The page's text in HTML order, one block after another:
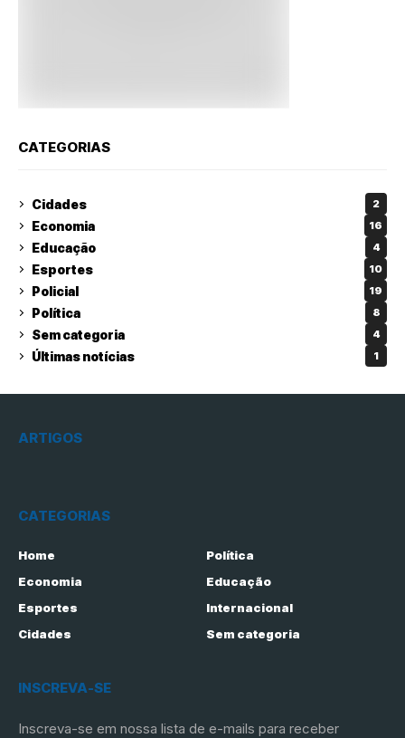
CATEGORIAS
Cidades 2
Economia 16
Educação 4
Esportes 10
Policial 19
Política 8
Sem categoria 4
Últimas notícias 1
ARTIGOS
CATEGORIAS
Home
Política
Economia
Educação
Esportes
Internacional
Cidades
Sem categoria
INSCREVA-SE
Inscreva-se em nossa lista de e-mails para receber